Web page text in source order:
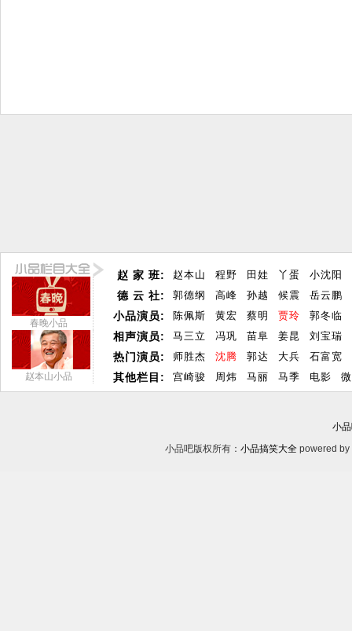
春晚小品
赵本山小品
赵 家 班:
德 云 社:
小品演员:
相声演员:
热门演员:
其他栏目:
赵本山 程野 田娃 丫蛋
小沈阳
郭德纲
高峰 孙越 候震
岳云鹏
陈佩斯
黄宏 蔡明 贾玲
郭冬临
马三立
冯巩 苗阜 姜昆
刘宝瑞
师胜杰
沈腾 郭达 大兵
石富宽
宫崎骏
周炜 马丽 马季 电影
小
小品吧版权所有： 小品搞笑大全 powered by